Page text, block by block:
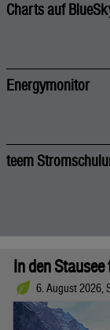
Charts auf
Energymonitor
teem
In den
6. August 2026,